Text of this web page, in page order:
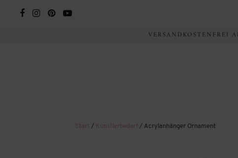
Start / Künstlerbedarf / Acrylanhänger Ornament